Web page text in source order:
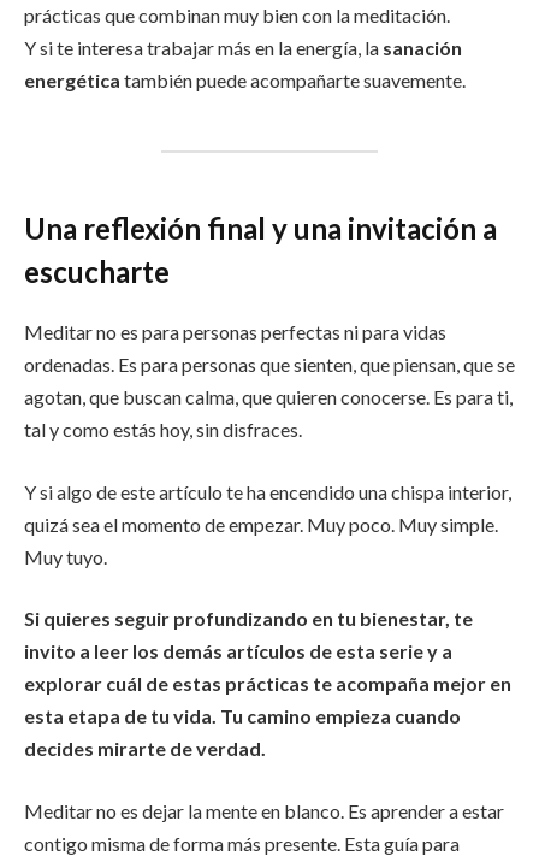
prácticas que combinan muy bien con la meditación.
Y si te interesa trabajar más en la energía, la sanación
energética también puede acompañarte suavemente.
Una reflexión final y una invitación a
escucharte
Meditar no es para personas perfectas ni para vidas
ordenadas. Es para personas que sienten, que piensan, que se
agotan, que buscan calma, que quieren conocerse. Es para ti,
tal y como estás hoy, sin disfraces.
Y si algo de este artículo te ha encendido una chispa interior,
quizá sea el momento de empezar. Muy poco. Muy simple.
Muy tuyo.
Si quieres seguir profundizando en tu bienestar, te
invito a leer los demás artículos de esta serie y a
explorar cuál de estas prácticas te acompaña mejor en
esta etapa de tu vida. Tu camino empieza cuando
decides mirarte de verdad.
Meditar no es dejar la mente en blanco. Es aprender a estar
contigo misma de forma más presente. Esta guía para